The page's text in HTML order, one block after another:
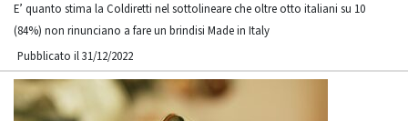
E’ quanto stima la Coldiretti nel sottolineare che oltre otto italiani su 10
(84%) non rinunciano a fare un brindisi Made in Italy
Pubblicato il 31/12/2022